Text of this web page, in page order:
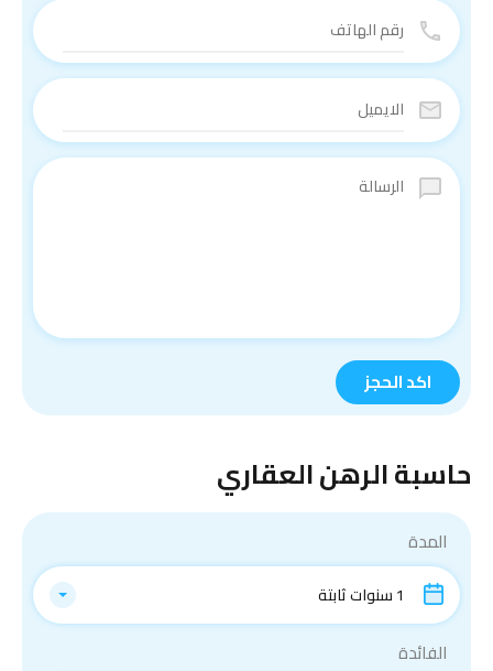
حاسبة الرهن العقاري
المدة
1 سنوات ثابتة
الفائدة